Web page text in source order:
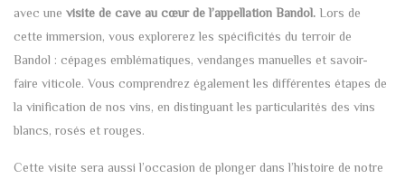
avec une visite de cave au cœur de l’appellation Bandol. Lors de
cette immersion, vous explorerez les spécificités du terroir de
Bandol : cépages emblématiques, vendanges manuelles et savoir-
faire viticole. Vous comprendrez également les différentes étapes de
la vinification de nos vins, en distinguant les particularités des vins
blancs, rosés et rouges.
Cette visite sera aussi l’occasion de plonger dans l’histoire de notre